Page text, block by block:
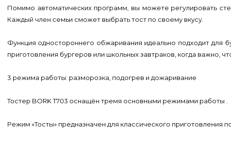
Помимо автоматических программ, вы можете регулировать
Каждый член семьи сможет выбрать тост по своему вкусу.
Функция одностороннего обжаривания идеально подходит для
приготовления бургеров или школьных завтраков, когда важно,
3 режима работы: разморозка, подогрев и дожаривание
Тостер BORK T703 оснащён тремя основными режимами работы .
Режим «Тосты» предназначен для классического приготовления